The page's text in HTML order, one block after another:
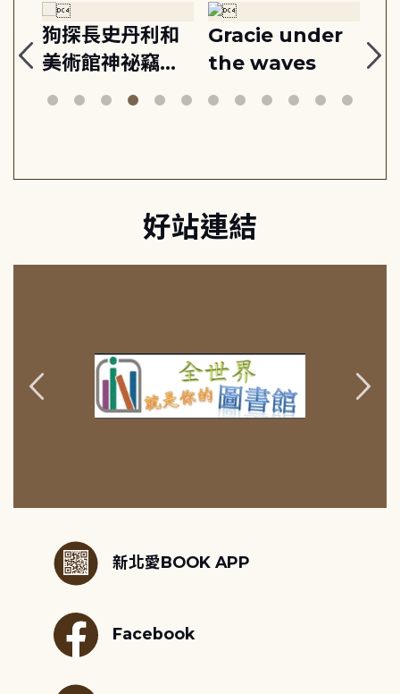
狗探長史丹利和
美術館神祕竊盜
案
Gracie under
the waves
好站連結
新北愛BOOK APP
Facebook